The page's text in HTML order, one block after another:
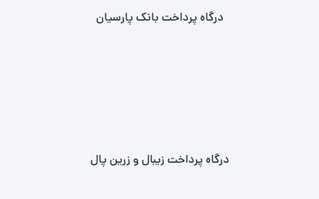
درگاه پرداخت بانک پارسیان
درگاه پرداخت زیبال و زرین پال